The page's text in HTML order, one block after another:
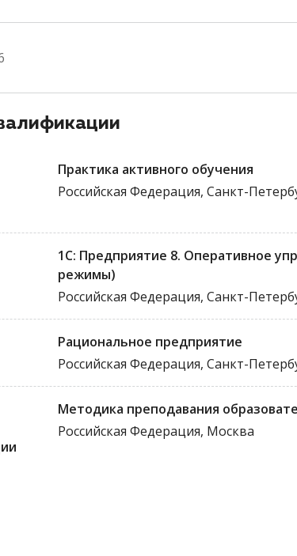
Практика активного обучения
Российская Федерация, Санкт-
1С: Предприятие 8. Оперативное
режимы)
Российская Федерация, Санкт-
Рациональное предприятие
Российская Федерация, Санкт-
Методика преподавания
Российская Федерация, Москва